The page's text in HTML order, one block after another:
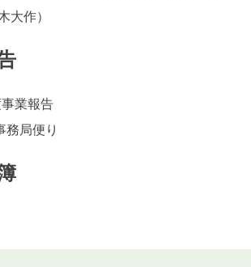
大作）
業報告
務局便り